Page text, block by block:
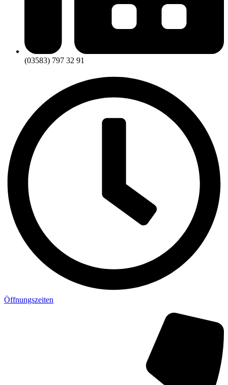
(03583) 797 32 91
Öffnungszeiten